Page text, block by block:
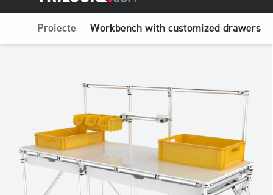
Proiecte Workbench with customized drawers